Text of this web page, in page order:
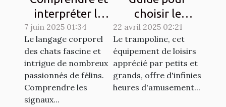
interpréter le
langage corporel
des chats
7 juin 2025 01:34
Le langage corporel
des chats fascine et
intrigue de nombreux
passionnés de félins.
Comprendre les
signaux...
choisir le
trampoline idéal
selon l'espace
disponible
22 avril 2025 02:21
Le trampoline, cet
équipement de loisirs
apprécié par petits et
grands, offre d'infinies
heures d'amusement...